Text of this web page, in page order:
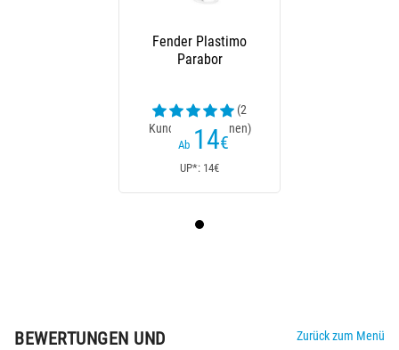
Fender Plastimo
Parabor
(2
Kundenrezensionen)
Ab 14€
UP*: 14€
BEWERTUNGEN UND
Zurück zum Menü